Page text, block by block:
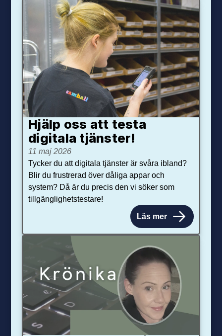
Hjälp oss att testa
digitala tjänster!
11 maj 2026
Tycker du att digitala tjänster är svåra ibland?
Blir du frustrerad över dåliga appar och
system? Då är du precis den vi söker som
tillgänglighetstestare!
Läs mer